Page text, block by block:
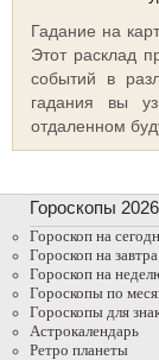
Гадание на
Этот расклад
событий в
гадания вы
отдаленном
Гороскопы 2026
Гороскоп на
Гороскоп на завтра
Гороскоп на
Гороскопы по
Гороскопы для
Астрокалендарь
Ретро планеты